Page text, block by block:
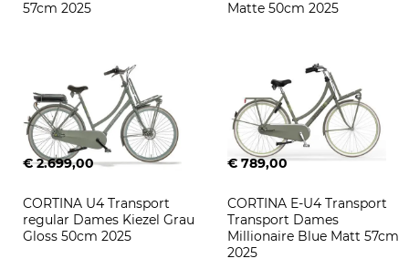
57cm 2025
€ 2.699,00
Matte 50cm 2025
€ 789,00
CORTINA U4 Transport
regular Dames Kiezel Grau
Gloss 50cm 2025
CORTINA E-U4 Transport
Transport Dames
Millionaire Blue Matt 57cm
2025